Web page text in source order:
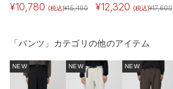
¥10,780 (税込)¥15,400 ¥12,320 (税込)¥17,600
「パンツ」カテゴリの他のアイテム
NEW NEW NEW